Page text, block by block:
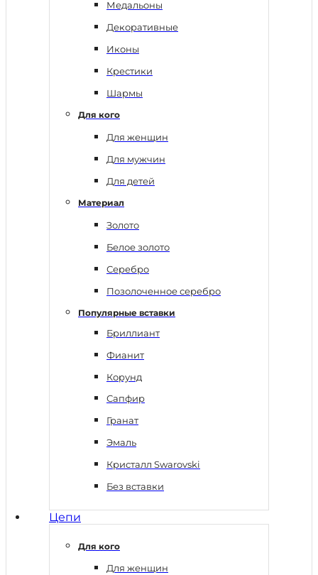
Медальоны
Декоративные
Иконы
Крестики
Шармы
Для кого
Для женщин
Для мужчин
Для детей
Материал
Золото
Белое золото
Серебро
Позолоченное серебро
Популярные вставки
Бриллиант
Фианит
Корунд
Сапфир
Гранат
Эмаль
Кристалл Swarovski
Без вставки
Цепи
Для кого
Для женщин